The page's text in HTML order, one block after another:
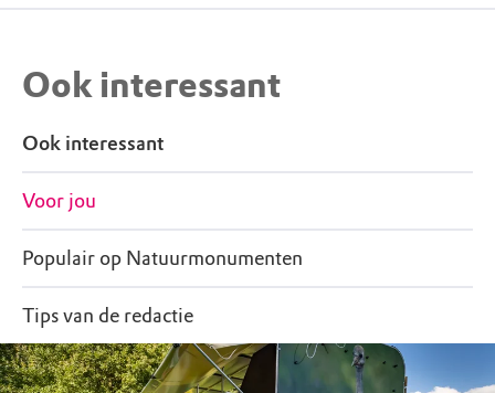
Ook interessant
Ook interessant
Voor jou
Populair op Natuurmonumenten
Tips van de redactie